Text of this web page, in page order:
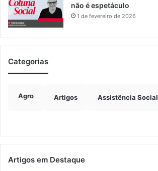
não é espetáculo
1 de fevereiro de 2026
Categorias
Agro Artigos Assistência Social
Artigos em Destaque